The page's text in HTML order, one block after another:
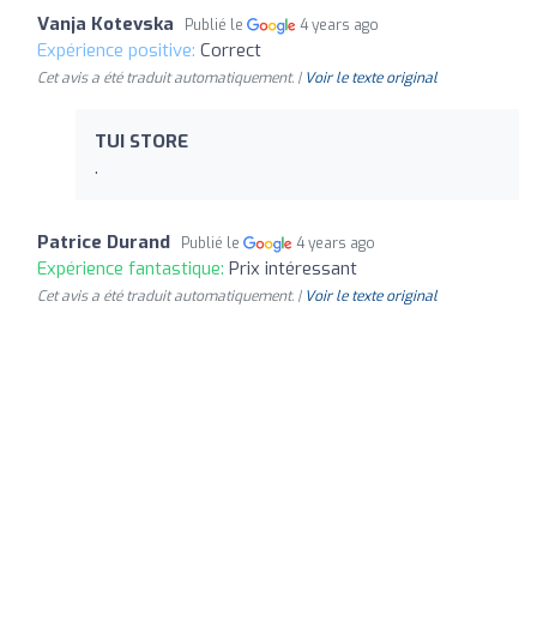
Vanja Kotevska Publié le 4 years ago
Expérience positive: Correct
Cet avis a été traduit automatiquement. | Voir le texte original
TUI STORE
.
Patrice Durand Publié le 4 years ago
Expérience fantastique: Prix intéressant
Cet avis a été traduit automatiquement. | Voir le texte original